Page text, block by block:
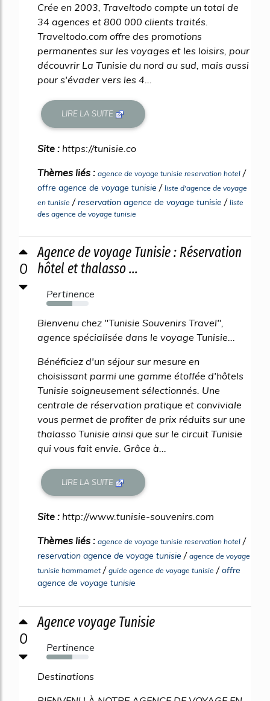
Crée en 2003, Traveltodo compte un total de
34 agences et 800 000 clients traités.
Traveltodo.com offre des promotions
permanentes sur les voyages et les loisirs, pour
découvrir La Tunisie du nord au sud, mais aussi
pour s'évader vers les 4...
LIRE LA SUITE
Site : https://tunisie.co
Thèmes liés : agence de voyage tunisie reservation hotel /
offre agence de voyage tunisie / liste d'agence de voyage
en tunisie / reservation agence de voyage tunisie / liste
des agence de voyage tunisie
0
Agence de voyage Tunisie : Réservation
hôtel et thalasso ...
Pertinence
61%
Bienvenu chez "Tunisie Souvenirs Travel",
agence spécialisée dans le voyage Tunisie...
Bénéficiez d'un séjour sur mesure en
choisissant parmi une gamme étoffée d'hôtels
Tunisie soigneusement sélectionnés. Une
centrale de réservation pratique et conviviale
vous permet de profiter de prix réduits sur une
thalasso Tunisie ainsi que sur le circuit Tunisie
qui vous fait envie. Grâce à...
LIRE LA SUITE
Site : http://www.tunisie-souvenirs.com
Thèmes liés : agence de voyage tunisie reservation hotel /
reservation agence de voyage tunisie / agence de voyage
tunisie hammamet/ guide agence de voyage tunisie /offre
agence de voyage tunisie
0
Agence voyage Tunisie
Pertinence
61%
Destinations